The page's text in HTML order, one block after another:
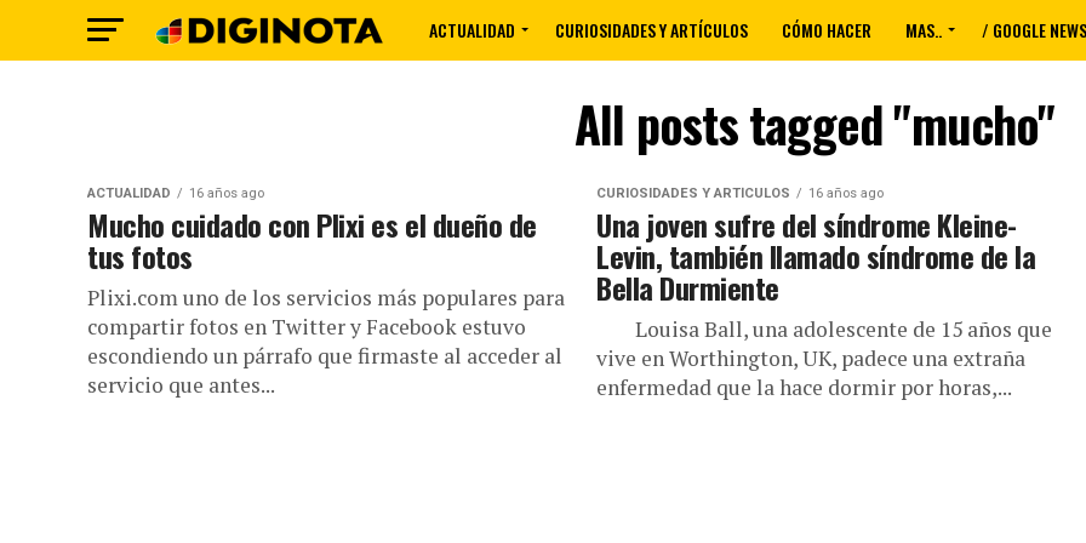
ACTUALIDAD CURIOSIDADES Y ARTÍCULOS CÓMO HACER MAS.. / GOOGLE NEWS
All posts tagged "mucho"
ACTUALIDAD 16 años ago
Mucho cuidado con Plixi es el dueño de
tus fotos
Plixi.com uno de los servicios más populares para
compartir fotos en Twitter y Facebook estuvo
escondiendo un párrafo que firmaste al acceder al
servicio que antes...
CURIOSIDADES Y ARTÍCULOS 16 años ago
Una joven sufre del síndrome Kleine-
Levin, también llamado síndrome de la
Bella Durmiente
Louisa Ball, una adolescente de 15 años que
vive en Worthington, UK, padece una extraña
enfermedad que la hace dormir por horas,...